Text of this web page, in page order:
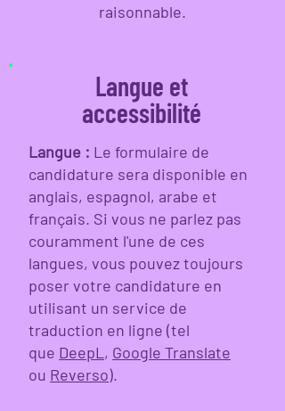
raisonnable.
Langue et
accessibilité
Langue : Le formulaire de
candidature sera disponible en
anglais, espagnol, arabe et
français. Si vous ne parlez pas
couramment l'une de ces
langues, vous pouvez toujours
poser votre candidature en
utilisant un service de
traduction en ligne (tel
que DeepL , Google Translate
ou Reverso).